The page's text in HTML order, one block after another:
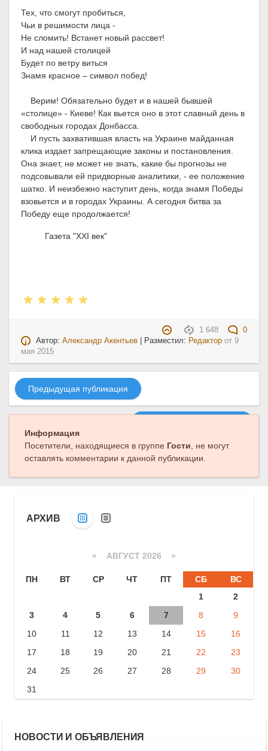
Тех, что смогут пробиться,
Чьи в решимости лица -
Не сломить! Встанет новый рассвет!
И над нашей столицей
Будет по ветру виться
Знамя красное – символ побед!
Верим! Обязательно будет и в нашей бывшей
«столице» - Киеве! Как вьется оно в этот славный день в
свободных городах Донбасса.
И пусть захватившая власть на Украине майданная
клика издает запрещающие законы и постановления.
Она знает, не может не знать, какие бы прогнозы не
подсовывали ей придворные аналитики, - ее положение
шатко. И неизбежно наступит день, когда знамя Победы
взовьется и в городах Украины. А сегодня битва за
Победу еще продолжается!
Газета "XXI век"
1 648
0
Автор:Александр Акентьев | Разместил: Редактор от9
мая 2015
Предыдущая публикация
Информация
Посетители, находящиеся в группе Гости, не могут
оставлять комментарии к данной публикации.
АРХИВ
« АВГУСТ 2026 »
ПН ВТ СР ЧТ ПТ СБ
ВС
1
2
3
4 5 6 7 8
9
10
11 12 13 14 15
16
17
18 19 20 21 22
23
24
25 26 27 28 29
30
31
НОВОСТИ И ОБЪЯВЛЕНИЯ